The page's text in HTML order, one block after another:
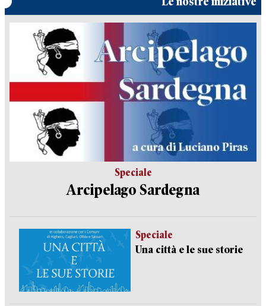
Speciale
Arcipelago Sardegna
Speciale
Una città e le sue storie